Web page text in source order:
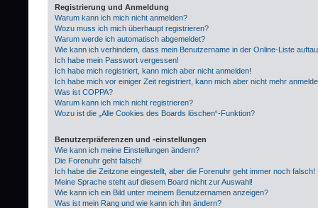
Registrierung und Anmeldung
Warum kann ich mich nicht anmelden?
Wozu muss ich mich überhaupt registrieren?
Warum werde ich automatisch abgemeldet?
Wie kann ich verhindern, dass mein Benutzername in der Online-Liste
Ich habe mein Passwort vergessen!
Ich habe mich registriert, kann mich aber nicht anmelden!
Ich habe mich vor einiger Zeit registriert, kann mich aber nicht mehr
Was ist COPPA?
Warum kann ich mich nicht registrieren?
Wozu ist die „Alle Cookies des Boards löschen“-Funktion?
Benutzerpräferenzen und -einstellungen
Wie kann ich meine Einstellungen ändern?
Die Forenuhr geht falsch!
Ich habe die Zeitzone eingestellt, aber die Forenuhr geht immer noch falsch!
Meine Sprache steht auf diesem Board nicht zur Auswahl!
Wie kann ich ein Bild unter meinem Benutzernamen anzeigen?
Was ist mein Rang und wie kann ich ihn ändern?